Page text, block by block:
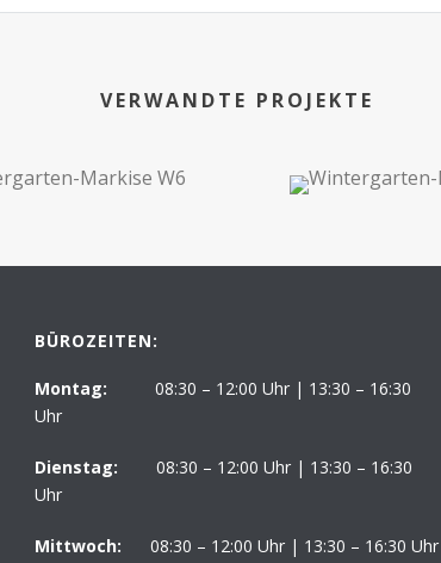
VERWANDTE PROJEKTE
BÜROZEITEN:
Montag: 08:30 – 12:00 Uhr | 13:30 – 16:30
Uhr
Dienstag: 08:30 – 12:00 Uhr | 13:30 – 16:30
Uhr
Mittwoch: 08:30 – 12:00 Uhr | 13:30 – 16:30 Uhr